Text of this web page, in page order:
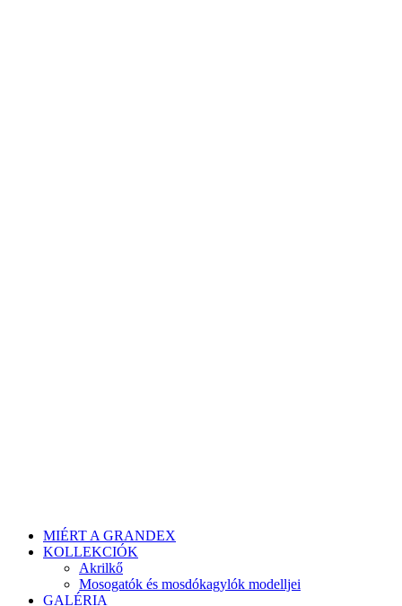
MIÉRT A GRANDEX
KOLLEKCIÓK
Akrilkő
Mosogatók és mosdókagylók modelljei
GALÉRIA